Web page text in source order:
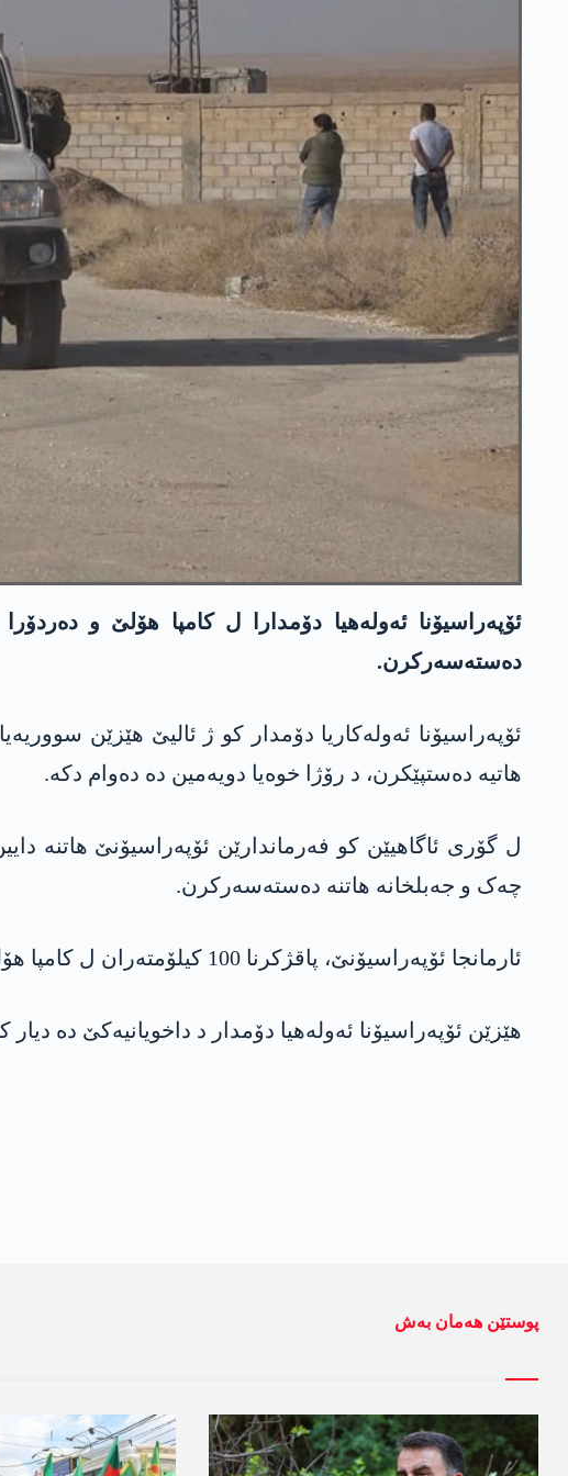
دەستەسەرکرن.
ئۆپەراسیۆنا ئەولەکاریا دۆمدار کو ژ ئالیێ ھێزێن
ھاتیە دەستپێکرن، د رۆژا خوەیا دویەمین دە دەوام دکە.
چەک و جەبلخانە ھاتنە دەستەسەرکرن.
ئارمانجا ئۆپەراسیۆنێ، پاقژکرنا 100 کیلۆمتەران ل کامپا ھۆلێ و دەردۆرا وێ (دەڤەرا د ناڤبەرا ھۆل، تل حەمیس، حەسەکێ، عەشیرە و شەدادێ دە)یە.
ھێزێن ئۆپەراسیۆنا ئەولەھیا دۆمدار د داخویانیەکێ
پوستێن ھەمان بەش